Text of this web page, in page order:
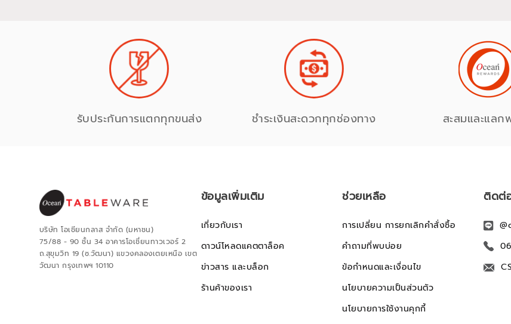
รับประกันการแตกทุกขนส่ง ชำระเงินสะดวกทุกช่องทาง สะสมและแล
บริษัท โอเชียนกลาส จำกัด (มหาชน)
75/88 - 90 ชั้น 34 อาคารโอเชี่ยนทาวเวอร์ 2
ถ.สุขุมวิท 19 (ซ.วัฒนา) แขวงคลองเตยเหนือ เขต
วัฒนา กรุงเทพฯ 10110
ข้อมูลเพิ่มเติม
เกี่ยวกับเรา
ดาวน์โหลดแคตตาล็อค
ข่าวสาร และบล็อก
ร้านค้าของเรา
ช่วยเหลือ
การเปลี่ยน การยกเลิกคำสั่งซื้อ
คำถามที่พบบ่อย
ข้อกำหนดและเงื่อนไข
นโยบายความเป็นส่วนตัว
นโยบายการใช้งานคุกกี้
ติดต่